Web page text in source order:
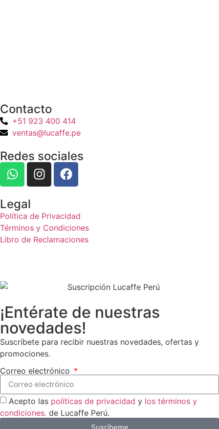
Contacto
+51 923 400 414
ventas@lucaffe.pe
Redes sociales
Legal
Política de Privacidad
Términos y Condiciones
Libro de Reclamaciones
¡Entérate de nuestras
novedades!
Suscríbete para recibir nuestras novedades, ofertas y
promociones.
Correo electrónico
Acepto las políticas de privacidad y los términos y
condiciones. de Lucaffe Perú.